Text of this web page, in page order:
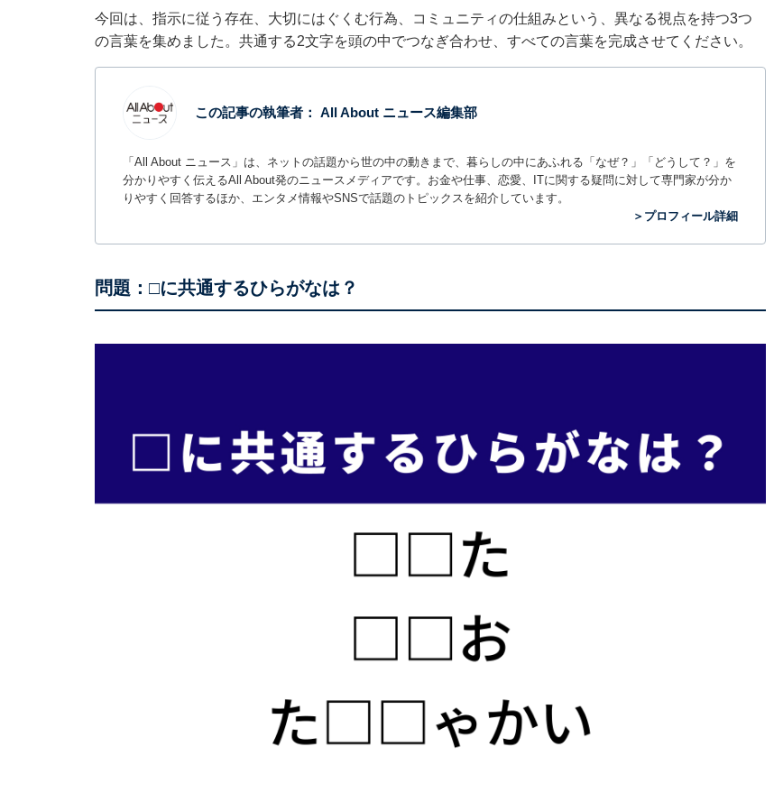
今回は、指示に従う存在、大切にはぐくむ行為、コミュニティの仕組みという、異なる視点を持つ3つ
の言葉を集めました。共通する2文字を頭の中でつなぎ合わせ、すべての言葉を完成させてください。
この記事の執筆者： All About ニュース編集部
「All About ニュース」は、ネットの話題から世の中の動きまで、暮らしの中にあふれる「なぜ？」「どうして？」を
分かりやすく伝えるAll About発のニュースメディアです。お金や仕事、恋愛、ITに関する疑問に対して専門家が分か
りやすく回答するほか、エンタメ情報やSNSで話題のトピックスを紹介しています。
＞プロフィール詳細
問題：□に共通するひらがなは？